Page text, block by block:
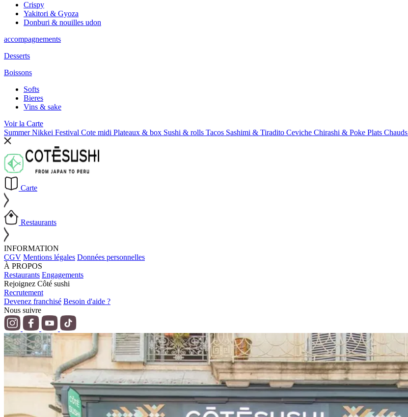
Crispy
Yakitori & Gyoza
Donburi & nouilles udon
accompagnements
Desserts
Boissons
Softs
Bieres
Vins & sake
Voir la Carte
Summer Nikkei Festival Cote midi Plateaux & box Sushi & rolls Tacos Sashimi & Tiradito Ceviche Chirashi & Poke Plats Chauds
Carte
Restaurants
INFORMATION
CGV Mentions légales Données personnelles
À PROPOS
Restaurants Engagements
Rejoignez Côté sushi
Recrutement
Devenez franchisé Besoin d'aide ?
Nous suivre